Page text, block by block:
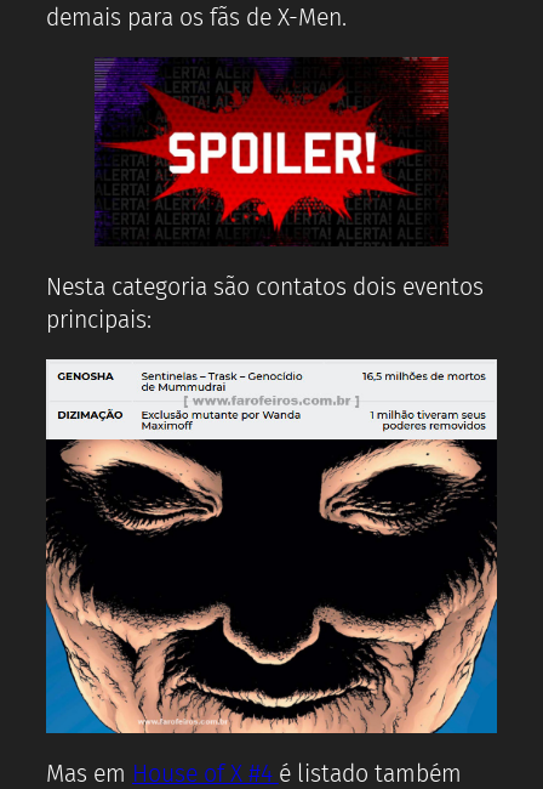
demais para os fãs de X-Men.
Nesta categoria são contatos dois eventos
principais:
Mas em House of X #4 é listado também